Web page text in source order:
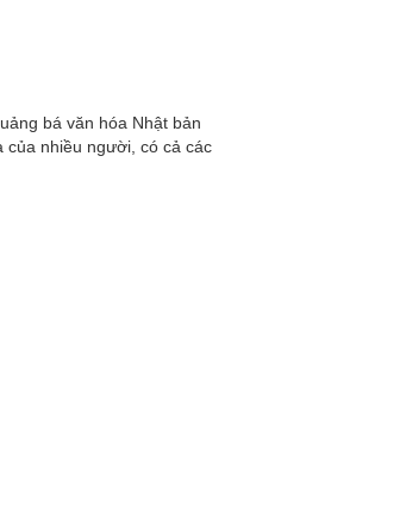
bá văn hóa Nhật bản
của nhiều người, có cả các